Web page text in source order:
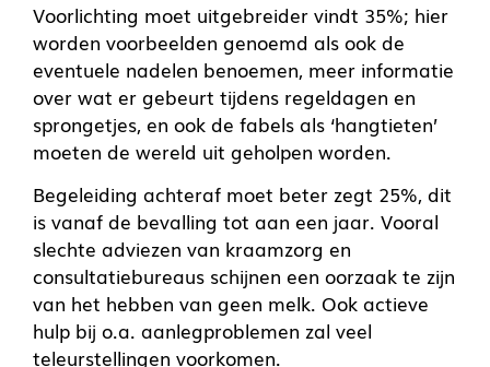
Voorlichting moet uitgebreider vindt 35%; hier
worden voorbeelden genoemd als ook de
eventuele nadelen benoemen, meer informatie
over wat er gebeurt tijdens regeldagen en
sprongetjes, en ook de fabels als ‘hangtieten’
moeten de wereld uit geholpen worden.
Begeleiding achteraf moet beter zegt 25%, dit
is vanaf de bevalling tot aan een jaar. Vooral
slechte adviezen van kraamzorg en
consultatiebureaus schijnen een oorzaak te zijn
van het hebben van geen melk. Ook actieve
hulp bij o.a. aanlegproblemen zal veel
teleurstellingen voorkomen.